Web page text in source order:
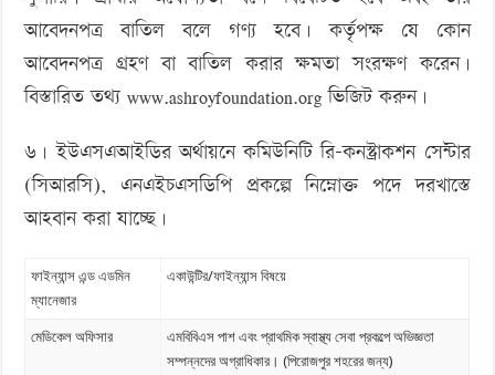
আবেদনপত্র বাতিল বলে গণ্য হবে। কর্তৃপক্ষ যে কোন
আবেদনপত্র গ্রহণ বা বাতিল করার ক্ষমতা সংরক্ষণ করেন।
বিস্তারিত তথ্যwww.ashroyfoundation.orgভিজিট করুন।
৬। ইউএসএআইডির অর্থায়নে কমিউনিটি রি-কনস্ট্রাকশন সেন্টার
(সিআরসি), এনএইচএসডিপি প্রকল্পে নিম্নোক্ত পদে দরখাস্তে
আহবান করা যাচ্ছে।
ফাইন্যান্স এন্ড এডমিন
ম্যানেজার
একাউন্টির/ফাইন্যান্স বিষয়ে
মেডিকেল অফিসার
এমবিবিএস পাশ এবং প্রাথমিক স্বাস্থ্য সেবা প্রকল্পে অভিজ্ঞতা
সম্পন্নদের অগ্রাধিকার। (পিরোজপুর শহরের জন্য)